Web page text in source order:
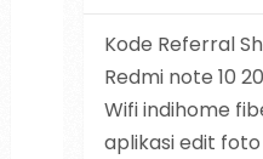
Kode Referral
Redmi note 10
Wifi indihome
aplikasi edit